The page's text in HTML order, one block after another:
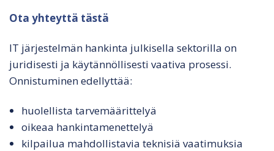
Ota yhteyttä tästä
IT järjestelmän hankinta julkisella sektorilla on
juridisesti ja käytännöllisesti vaativa prosessi.
Onnistuminen edellyttää:
huolellista tarvemäärittelyä
oikeaa hankintamenettelyä
kilpailua mahdollistavia teknisiä vaatimuksia